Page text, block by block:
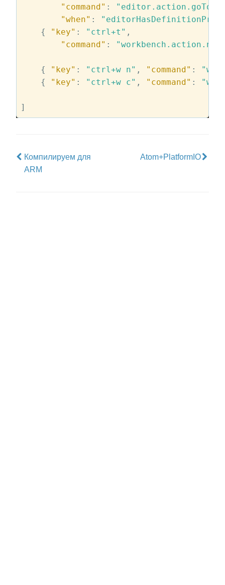
"command" :
"when" :
    {
"key" : "ctrl+t" ,
"command" :
    {
"key" : "ctrl+w n" , "command" :
    {
"key" : "ctrl+w c" , "command" :
Компилируем для
ARM
Atom+PlatformIO